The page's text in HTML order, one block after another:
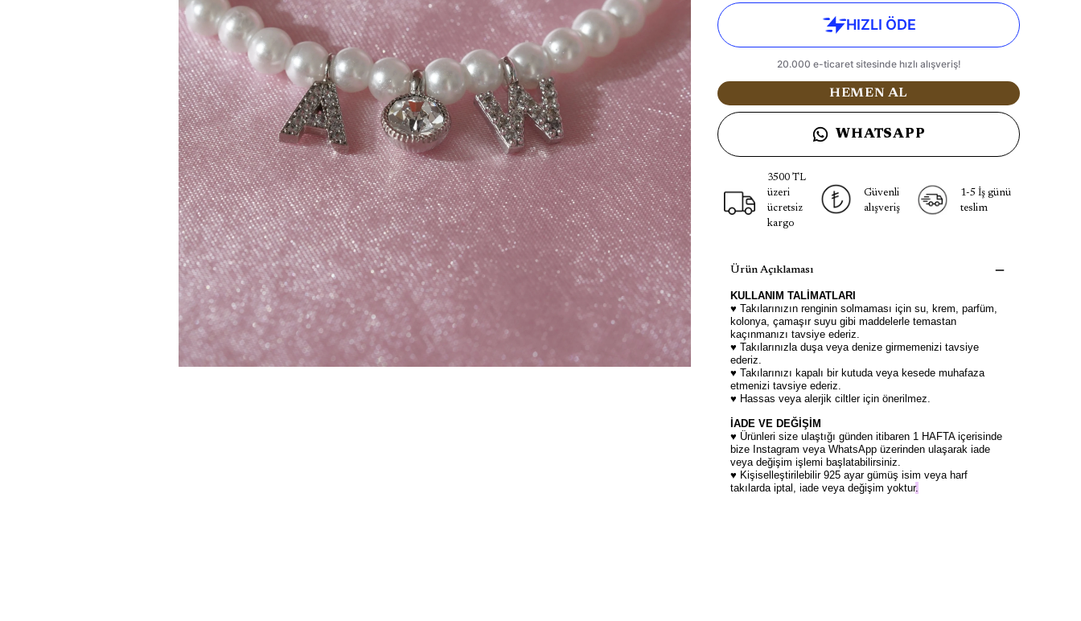
HEMEN AL
WHATSAPP
3500 TL
üzeri
ücretsiz
kargo
Güvenli
alışveriş
1-5 İş günü
teslim
Ürün Açıklaması
KULLANIM TALİMATLARI
♥ Takılarınızın renginin solmaması için su, krem, parfüm,
kolonya, çamaşır suyu gibi maddelerle temastan
kaçınmanızı tavsiye ederiz.
♥ Takılarınızla duşa veya denize girmemenizi tavsiye
ederiz.
♥ Takılarınızı kapalı bir kutuda veya kesede muhafaza
etmenizi tavsiye ederiz.
♥ Hassas veya alerjik ciltler için önerilmez.
İADE VE DEĞİŞİM
♥ Ürünleri size ulaştığı günden itibaren 1 HAFTA içerisinde
bize Instagram veya WhatsApp üzerinden ulaşarak iade
veya değişim işlemi başlatabilirsiniz.
♥ Kişiselleştirilebilir 925 ayar gümüş isim veya harf
takılarda iptal, iade veya değişim yoktur.